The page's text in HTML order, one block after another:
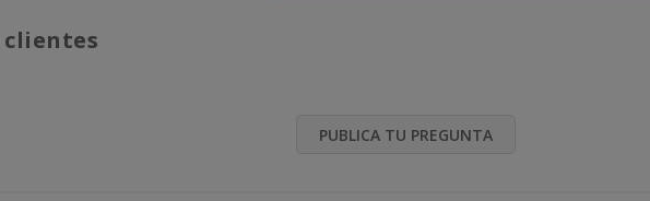
clientes
PUBLICA TU PREGUNTA